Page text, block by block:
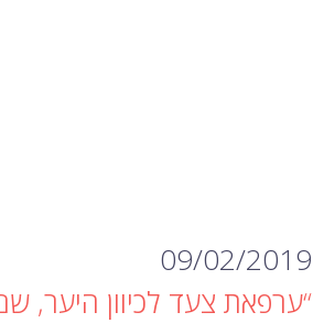
09/02/2019
“ערפאת צעד לכיוון היער,